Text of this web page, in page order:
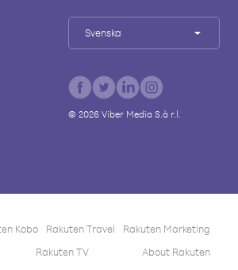
Svenska
© 2026Viber Media S.à r.l.
Kobo Rakuten Travel
Rakuten Marketing
Rakuten TV About Rakuten